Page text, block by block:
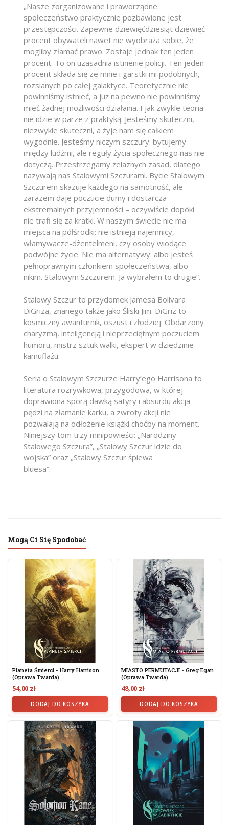
„Nasze zorganizowane i praworządne
społeczeństwo praktycznie pozbawione jest
przestępczości. Zapewne dziewięćdziesiąt dziewięć
procent obywateli nawet nie wyobraża sobie, że
mogliby złamać prawo. Zostaje jednak ten jeden
procent. To on uzasadnia istnienie policji. Ten jeden
procent składa się ze mnie i garstki mi podobnych,
rozsianych po całej galaktyce. Teoretycznie nie
powinniśmy istnieć, a już na pewno nie powinniśmy
mieć żadnej możliwości działania. I jak zwykle teoria
nie idzie w parze z praktyką. Jesteśmy skuteczni,
niezwykle skuteczni, a żyje nam się całkiem
wygodnie. Jesteśmy niczym szczury: bytujemy
między ludźmi, ale reguły życia społecznego nas nie
dotyczą. Przestrzegamy żelaznych zasad, dlatego
nazywają nas Stalowymi Szczurami. Bycie Stalowym
Szczurem skazuje każdego na samotność, ale
zarazem daje poczucie dumy i dostarcza
ekstremalnych przyjemności – oczywiście dopóki
nie trafi się za kratki. W naszym świecie nie ma
miejsca na półśrodki: nie istnieją najemnicy,
włamywacze-dżentelmeni, czy osoby wiodące
podwójne życie. Nie ma alternatywy: albo jesteś
pełnoprawnym członkiem społeczeństwa, albo
nikim. Stalowym Szczurem. Ja wybrałem to drugie”.
Stalowy Szczur to przydomek Jamesa Bolivara
DiGriza, znanego także jako Śliski Jim. DiGriz to
kosmiczny awanturnik, oszust i złodziej. Obdarzony
charyzmą, inteligencją i nieprzeciętnym poczuciem
humoru, mistrz sztuk walki, ekspert w dziedzinie
kamuflażu.
Seria o Stalowym Szczurze Harry’ego Harrisona to
literatura rozrywkowa, przygodowa, w której
doprawiona sporą dawką satyry i absurdu akcja
pędzi na złamanie karku, a zwroty akcji nie
pozwalają na odłożenie książki choćby na moment.
Niniejszy tom trzy minipowieści: „Narodziny
Stalowego Szczura”, „Stalowy Szczur idzie do
wojska” oraz „Stalowy Szczur śpiewa
bluesa”.
Mogą Ci Się Spodobać
Planeta Śmierci - Harry Harrison
(oprawa Twarda)
54,00 zł
DODAJ DO KOSZYKA
MIASTO PERMUTACJI - Greg Egan
(Oprawa Twarda)
48,00 zł
DODAJ DO KOSZYKA